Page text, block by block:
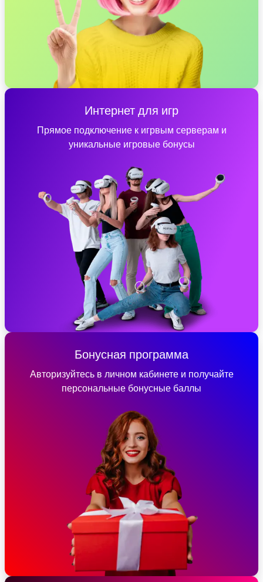
Интернет для игр
Прямое подключение к игрвым серверам и
уникальные игровые бонусы
Бонусная программа
Авторизуйтесь в личном кабинете и получайте
персональные бонусные баллы